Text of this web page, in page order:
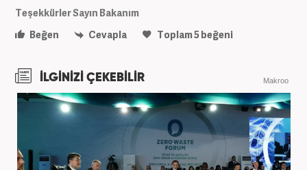
Teşekkürler Sayın Bakanım
Beğen
Cevapla Toplam5beğeni
İLGİNİZİ ÇEKEBİLİR Makroo